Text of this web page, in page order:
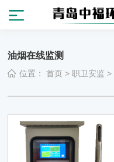
油烟在线监测
位置：首页 >职卫安监 >